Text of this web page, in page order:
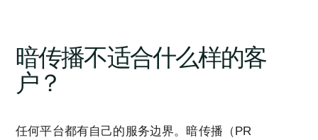
暗传播不适合什么样的客
户？
任何平台都有自己的服务边界。暗传播（PR